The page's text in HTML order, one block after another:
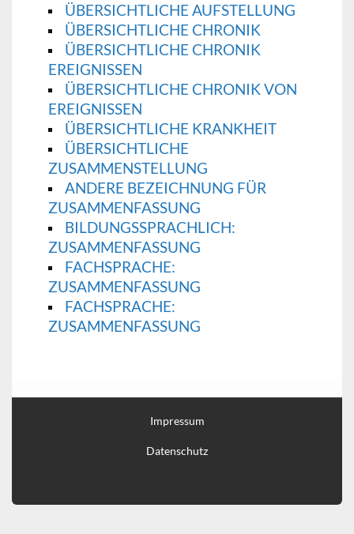
ÜBERSICHTLICHE AUFSTELLUNG
ÜBERSICHTLICHE CHRONIK
ÜBERSICHTLICHE CHRONIK
EREIGNISSEN
ÜBERSICHTLICHE CHRONIK VON
EREIGNISSEN
ÜBERSICHTLICHE KRANKHEIT
ÜBERSICHTLICHE
ZUSAMMENSTELLUNG
ANDERE BEZEICHNUNG FÜR
ZUSAMMENFASSUNG
BILDUNGSSPRACHLICH:
ZUSAMMENFASSUNG
FACHSPRACHE:
ZUSAMMENFASSUNG
FACHSPRACHE:
ZUSAMMENFASSUNG
Impressum
Datenschutz